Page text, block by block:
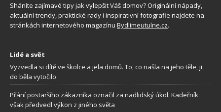
Sháníte zajímavé tipy jak vylepšit Váš domov? Originální nápady,
aktuální trendy, praktické rady i inspirativní fotografie najdete na
stránkách internetového magazínu Bydlimeutulne.cz.
Lidé a svět
Vyzvedla si dítě ve školce a jela domů. To, co našla na jeho těle, ji
do běla vytočilo
Přání postaršího zákazníka označil za nadlidský úkol. Kadeřník
však předvedl výkon z jiného světa